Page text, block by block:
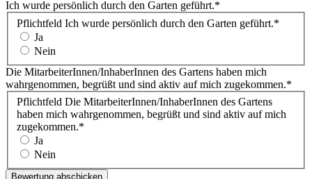
Ich wurde persönlich durch den Garten geführt.*
Pflichtfeld Ich wurde persönlich durch den Garten geführt.*
Ja
Nein
Die MitarbeiterInnen/InhaberInnen des Gartens haben mich
wahrgenommen, begrüßt und sind aktiv auf mich zugekommen.*
Pflichtfeld Die MitarbeiterInnen/InhaberInnen des Gartens
haben mich wahrgenommen, begrüßt und sind aktiv auf mich
zugekommen.*
Ja
Nein